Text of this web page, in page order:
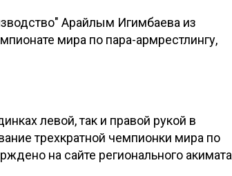
Арайлым Игимбаева из
мира по пара-армрестлингу,
левой, так и правой рукой в
трехкратной чемпионки мира по
на сайте регионального акимата